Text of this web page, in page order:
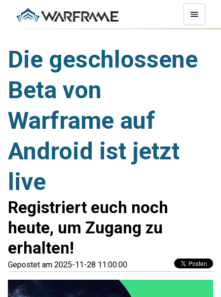
Die geschlossene
Beta von
Warframe auf
Android ist jetzt
live
Registriert euch noch
heute, um Zugang zu
erhalten!
Gepostet am 2025-11-28 11:00:00